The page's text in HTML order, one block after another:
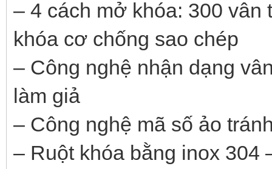
– 4 cách mở khóa: 300 vân
khóa cơ chống sao chép
– Công nghệ nhận dạng
làm giả
– Công nghệ mã số ảo
– Ruột khóa bằng inox 304